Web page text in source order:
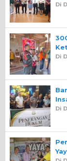
Di
Di
Di